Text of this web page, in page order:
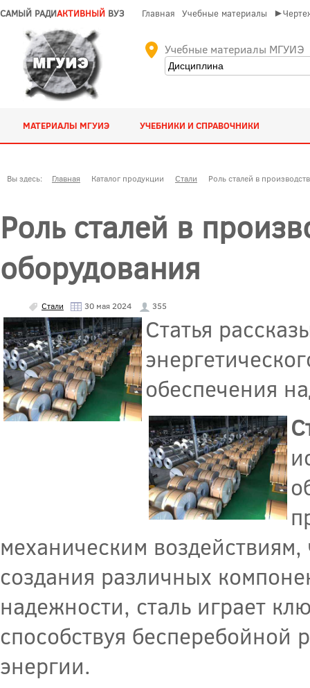
САМЫЙ РАДИАКТИВНЫЙ ВУЗ Главная Учебные материалы
Учебные материалы МГУИЭ
МАТЕРИАЛЫ МГУИЭ УЧЕБНИКИ И СПРАВОЧНИКИ
Вы здесь: Главная Каталог продукции Стали Роль сталей в
Роль сталей в
оборудования
Стали 30 мая 2024 355
Статья
обеспечения
механическим
создания различных
надежности, сталь играет
способствуя бесперебойной
энергии.